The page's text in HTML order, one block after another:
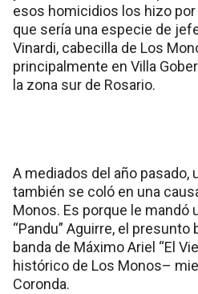
esos homicidios los hizo
que sería una especie de
Vinardi, cabecilla de Los
principalmente en Villa
la zona sur de Rosario.
A mediados del año pasado,
también se coló en una
Monos. Es porque le mandó
“Pandu” Aguirre, el presunto
banda de Máximo Ariel “El
histórico de Los Monos–
Coronda.